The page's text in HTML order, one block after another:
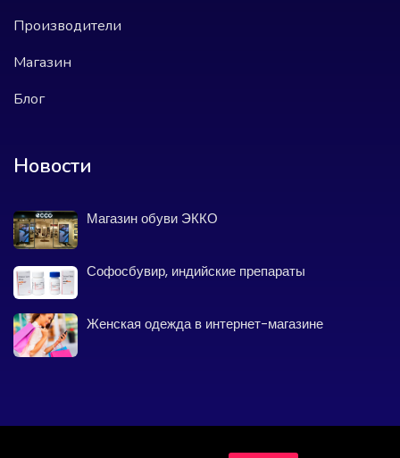
Производители
Магазин
Блог
Новости
Магазин обуви ЭККО
Софосбувир, индийские препараты
Женская одежда в интернет-магазине